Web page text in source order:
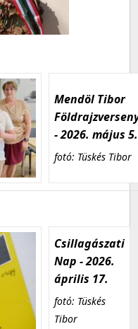
Mendöl Tibor
- 2026. május 5.
fotó: Tüskés Tibor
Csillagászati
Nap - 2026.
április 17.
fotó: Tüskés
Tibor